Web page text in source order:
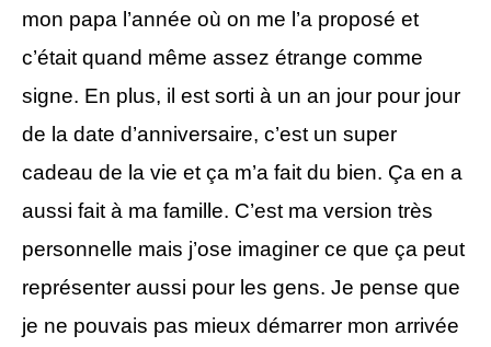
mon papa l’année où on me l’a proposé et
c’était quand même assez étrange comme
signe. En plus, il est sorti à un an jour pour jour
de la date d’anniversaire, c’est un super
cadeau de la vie et ça m’a fait du bien. Ça en a
aussi fait à ma famille. C’est ma version très
personnelle mais j’ose imaginer ce que ça peut
représenter aussi pour les gens. Je pense que
je ne pouvais pas mieux démarrer mon arrivée